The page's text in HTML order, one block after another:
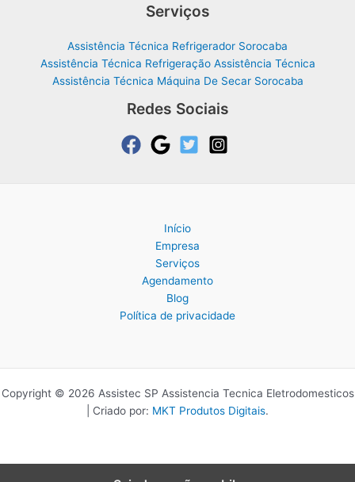
Serviços
Assistência Técnica Refrigerador Sorocaba
Assistência Técnica Refrigeração Assistência Técnica
Assistência Técnica Máquina De Secar Sorocaba
Redes Sociais
Início
Empresa
Serviços
Agendamento
Blog
Política de privacidade
Copyright © 2026 Assistec SP Assistencia Tecnica Eletrodomesticos
| Criado por: MKT Produtos Digitais.